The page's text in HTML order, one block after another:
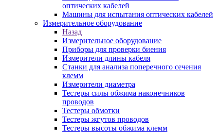
оптических кабелей
Машины для испытания оптических кабелей
Измерительное оборудование
Назад
Измерительное оборудование
Приборы для проверки биения
Измерители длины кабеля
Станки для анализа поперечного сечения
клемм
Измерители диаметра
Тестеры силы обжима наконечников
проводов
Тестеры обмотки
Тестеры жгутов проводов
Тестеры высоты обжима клемм